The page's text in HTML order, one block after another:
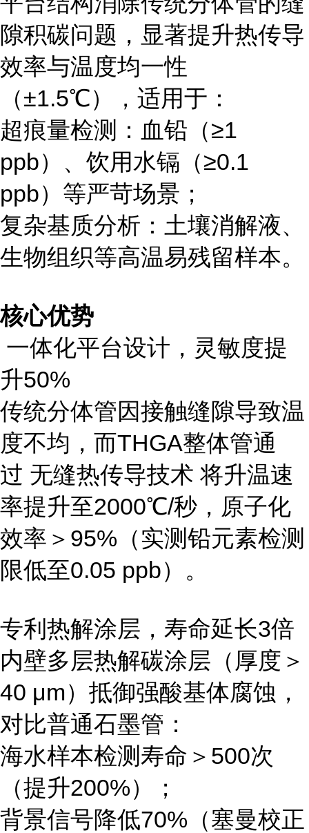
隙积碳问题，显著提升热传导
效率与温度均一性
（±1.5℃），适用于：
超痕量检测：血铅（≥1
ppb）、饮用水镉（≥0.1
ppb）等严苛场景；
复杂基质分析：土壤消解液、
生物组织等高温易残留样本。
核心优势
一体化平台设计，灵敏度提
升50%
传统分体管因接触缝隙导致温
度不均，而THGA整体管通
过 无缝热传导技术 将升温速
率提升至2000℃/秒，原子化
效率＞95%（实测铅元素检测
限低至0.05 ppb）。
专利热解涂层，寿命延长3倍
内壁多层热解碳涂层（厚度＞
40 μm）抵御强酸基体腐蚀，
对比普通石墨管：
海水样本检测寿命＞500次
（提升200%）；
背景信号降低70%（塞曼校正